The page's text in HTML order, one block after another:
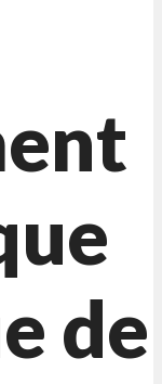
de